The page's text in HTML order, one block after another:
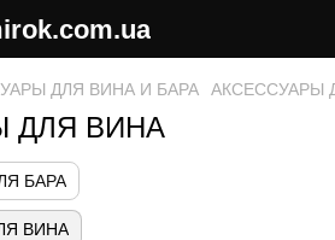
ДЛЯ ВИНА И БАРА АКСЕССУАРЫ
ДЛЯ ВИНА
БАРА
ВИНА